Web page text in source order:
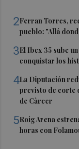
2Ferran Torres,
pueblo: "Allá
3El Ibex 35 sube
conquistar los
4La Diputación
previsto de corte
de Càrcer
5Roig Arena
horas con